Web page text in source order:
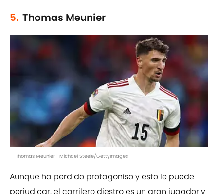
5. Thomas Meunier
Thomas Meunier | Michael Steele/GettyImages
Aunque ha perdido protagoniso y esto le puede
perjudicar, el carrilero diestro es un gran jugador y